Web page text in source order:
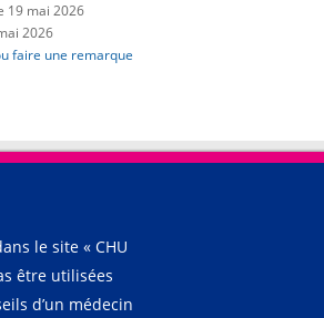
19 mai 2026
2026
faire une remarque
le site « CHU
être utilisées
d’un médecin